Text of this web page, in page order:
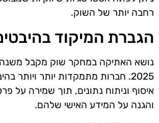
רחבה יותר של השוק.
הגברת המיקוד
נושא האתיקה במחקר שוק מקבל
2025. חברות מתמקדות יותר ויותר
איסוף וניתוח נתונים, תוך שמירה על
והגנה על המידע האישי שלהם.